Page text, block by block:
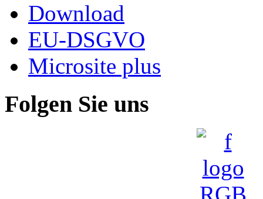
Download
EU-DSGVO
Microsite plus
Folgen Sie uns